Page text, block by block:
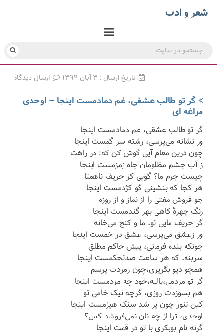
شعر و ادب
تاریخ ارسال : ۳ آبان ۱۳۹۹ ارسال دیدگاه
گر تو طالب عشقی، غم دمادمست اینجا – اوحدی
مراغه ای
گر تو طالب عشقی، غم دمادمست اینجا
ور نشانه می‌پرسی، رشته سر گمست اینجا
چون درین مقام آیی گوش کن که: در راهت
ز آب چشم مظلومان چاه زمزمست اینجا
چیست جرم ما؟ گویی کز حریف ناهمتا
هر کجا که بنشینی گو کژدمست اینجا
جو فروش مفتی را از نماز و از روزه
رنگ چهرهٔ کاهی بهر گندمست اینجا
گر حریف مایی تو، ما و کنج می‌خانه
ور زعشق می‌پرسی، عشق در خمست اینجا
چونکه بنده فرمانی، پیش حاکم مطلق
سربنه، که هر ساعت صدتحکمست اینجا
همچو دیو بگریزی،چون زمردت پرسم
گر تو مردمی،بالله،خود چه مردمست اینجا
هم بسوزدت روزی، گرچه نیک خامی تو
کین تنور چون پر شد سنگ هیزمست اینجا
اوحدی، ترا از چه نان نمی‌فروشد کس؟
گرنه نام بوبکری با تو در قمت اینجا